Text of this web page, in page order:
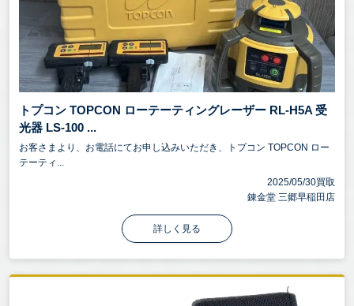
トプコン TOPCON ローテーティングレーザー RL-H5A 受
光器 LS-100 ...
お客さまより、お電話にてお申し込みいただき、トプコン TOPCON ロー
テーティ...
2025/05/30買取
錬金堂 三郷早稲田店
詳しく見る